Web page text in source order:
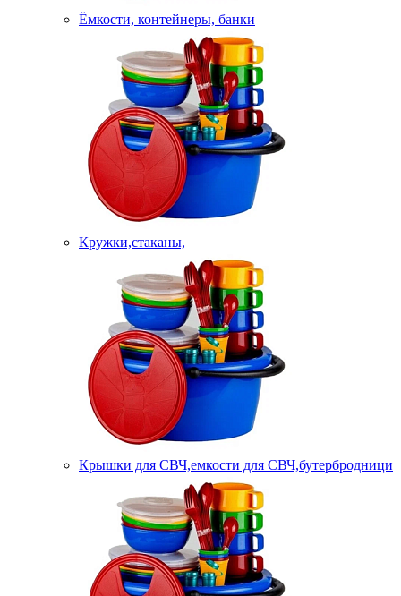
Ёмкости, контейнеры, банки
Кружки,стаканы,
Крышки для СВЧ,емкости для СВЧ,бутербродници